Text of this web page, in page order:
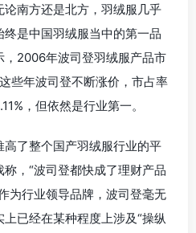
南方还是北方，羽绒服几乎
是中国羽绒服当中的第一品
，2006年波司登羽绒服产品市
些年波司登不断涨价，市占率
，但依然是行业第一。
了整个国产羽绒服行业的平
，“波司登都快成了理财产品
为行业领导品牌，波司登毫无
已经在某种程度上涉及“操纵